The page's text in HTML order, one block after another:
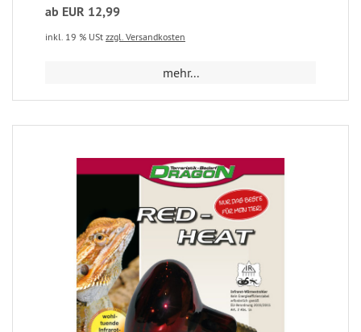
ab EUR 12,99
inkl. 19 % USt zzgl. Versandkosten
mehr...